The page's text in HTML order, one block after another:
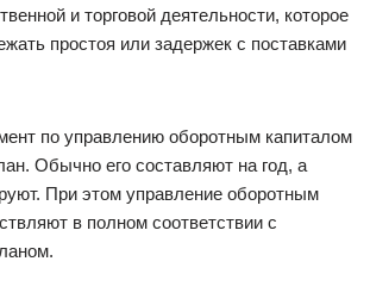
и торговой деятельности, которое
простоя или задержек с поставками
по управлению оборотным капиталом
Обычно его составляют на год, а
При этом управление оборотным
в полном соответствии с